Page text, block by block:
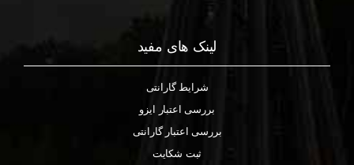
لینک های مفید
شرایط گارانتی
بررسی اعتبار ایزو
بررسی اعتبار گارانتی
ثبت شکایت